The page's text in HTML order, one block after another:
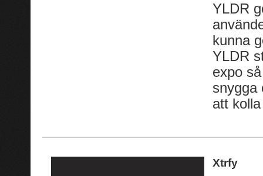
YLDR
kunna
YLDR
expo
snygga
att
Xtrfy